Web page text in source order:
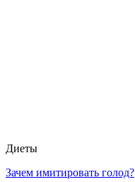
Диеты
Зачем имитировать голод?